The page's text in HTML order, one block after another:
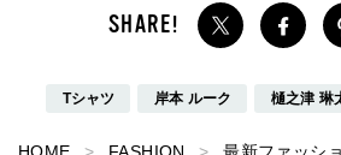
Tシャツ 岸本 ルーク 樋之津 琳